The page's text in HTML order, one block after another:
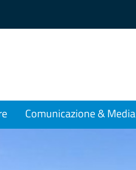
Comunicazione & Media